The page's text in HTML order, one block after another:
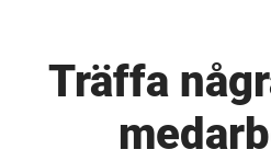
Träffa